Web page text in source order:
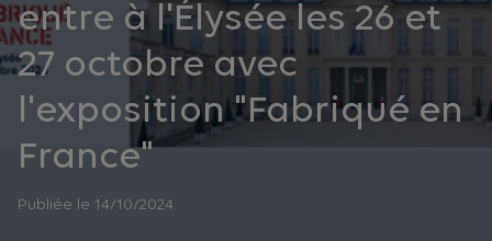
entre à l'Élysée les 26 et
27 octobre avec
l'exposition "Fabriqué en
France"
Publiée le 14/10/2024